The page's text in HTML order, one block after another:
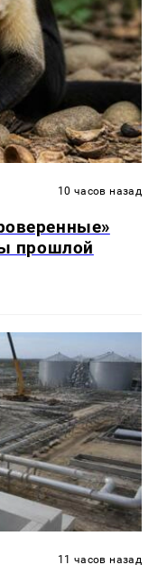
10 часов назад
прошлой
11 часов назад